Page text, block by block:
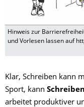
Hinweis zur
und Vorlesen lassen auf
Klar, Schreiben kann
Sport, kann Schreiben
arbeitet produktiver